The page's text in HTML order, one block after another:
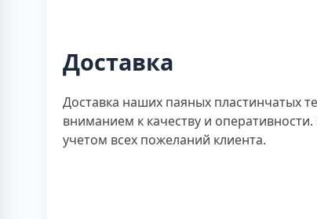
Доставка
Доставка наших паяных пластинчатых
вниманием к качеству и
учетом всех пожеланий клиента.